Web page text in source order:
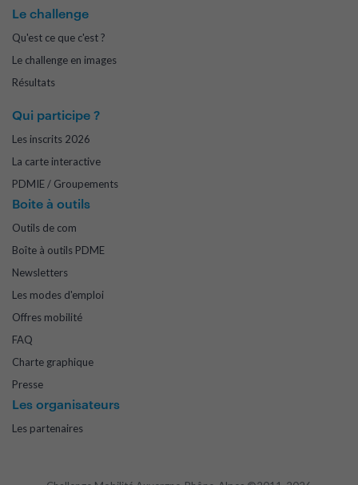
Le challenge
Qu'est ce que c'est ?
Le challenge en images
Résultats
Qui participe ?
Les inscrits 2026
La carte interactive
PDMIE / Groupements
Boite à outils
Outils de com
Boîte à outils PDME
Newsletters
Les modes d'emploi
Offres mobilité
FAQ
Charte graphique
Presse
Les organisateurs
Les partenaires